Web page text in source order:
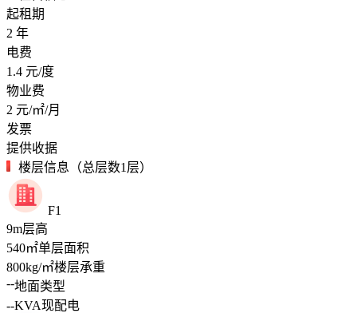
起租期
2 年
电费
1.4 元/度
物业费
2 元/㎡/月
发票
提供收据
楼层信息（总层数1层）
F1
9m层高
540㎡单层面积
800kg/㎡楼层承重
--地面类型
--KVA现配电